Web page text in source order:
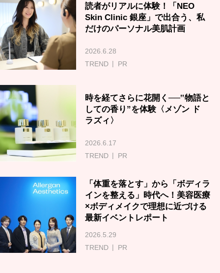
読者がリアルに体験！「NEO
Skin Clinic 銀座」で出合う、私
だけのパーソナル美肌計画
2026.6.28
TREND
PR
時を経てさらに花開く──‟物語と
しての香り”を体験〈メゾン ド
ラズィ〉
2026.6.17
TREND
PR
「体重を落とす」から「ボディラ
インを整える」時代へ！美容医療
×ボディメイクで理想に近づける
最新イベントレポート
2026.5.29
TREND
PR